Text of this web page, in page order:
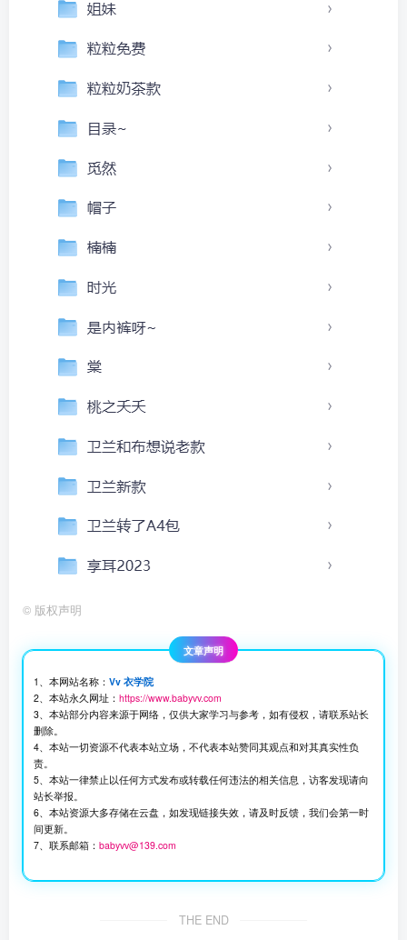
© 版权声明
文章声明
1、本网站名称：Vv 衣学院
2、本站永久网址：https://www.babyvv.com
3、本站部分内容来源于网络，仅供大家学习与参考，如有侵权，请联系站长
删除。
4、本站一切资源不代表本站立场，不代表本站赞同其观点和对其真实性负
责。
5、本站一律禁止以任何方式发布或转载任何违法的相关信息，访客发现请向
站长举报。
6、本站资源大多存储在云盘，如发现链接失效，请及时反馈，我们会第一时
间更新。
7、联系邮箱：babyvv@139.com
THE END